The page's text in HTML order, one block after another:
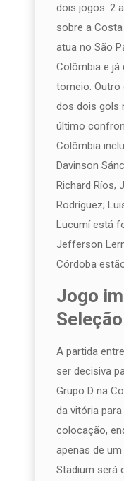
dois jogos: 2
sobre a
atua no São
Colômbia e já
torneio. Outro
dos dois gols
último
Colômbia
Davinson
Richard Ríos,
Rodríguez;
Lucumí está
Jefferson
Córdoba
Jogo
A partida
ser decisiva
Grupo D na
da vitória
colocação,
apenas de um
Stadium será